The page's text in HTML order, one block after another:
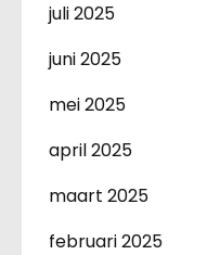
juli 2025
juni 2025
mei 2025
april 2025
maart 2025
februari 2025